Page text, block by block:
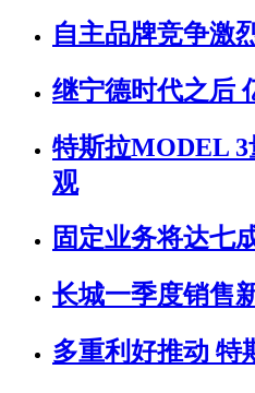
自主品牌竞争激
继宁德时代之后
特斯拉MODEL
观
固定业务将达七
长城一季度销售
多重利好推动 特